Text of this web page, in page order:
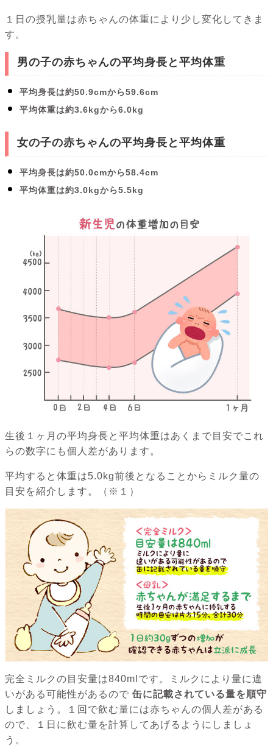
１日の授乳量は赤ちゃんの体重により少し変化してきま
す。
男の子の赤ちゃんの平均身長と平均体重
平均身長は約50.9cmから59.6cm
平均体重は約3.6kgから6.0kg
女の子の赤ちゃんの平均身長と平均体重
平均身長は約50.0cmから58.4cm
平均体重は約3.0kgから5.5kg
生後１ヶ月の平均身長と平均体重はあくまで目安でこれ
らの数字にも個人差があります。
平均すると体重は5.0kg前後となることからミルク量の
目安を紹介します。（※１）
完全ミルクの目安量は840mlです。ミルクにより量に違
いがある可能性があるので 缶に記載されている量を順守
しましょう。１回で飲む量には赤ちゃんの個人差がある
ので、１日に飲む量を計算してあげるようにしましょ
う。